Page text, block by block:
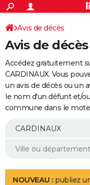
ACTUALITÉS
Politique
Société
Faits Divers
Education
Monde
Villes
+
SPORT
Coupe du monde 2026
Football
Tennis
Cyclisme
Rugby
Forum
Programme TV
TNT
Streaming
Cinéma
Sorties cinéma
Musique
+
FINANCE
Impôts
Immobilier
Risques naturels par ville
Banque
Assurance
Crédit
AUTO
Essais
Réserver un essai
Citadines
Berlines
SUV
Forum auto
+
Mobiles
Meilleur smartphone
Internet
Ordinateurs
Jeux vidéo
Guide high-tech
Aménagement intérieur
LIFESTYLE
Avis de décès
Avis de
Accédez gratuitement
CARDINAUX. Vous
un avis de décès ou un
le nom d'un défunt et/
commune dans le
NOUVEAU : publiez